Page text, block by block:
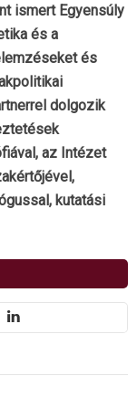
ismert Egyensúly
és a
és
dolgozik
az Intézet
kutatási